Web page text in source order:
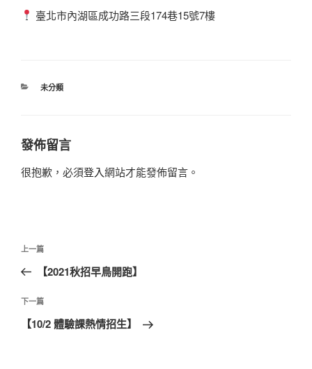
臺北市內湖區成功路三段174巷15號7樓
分
未分類
發佈留言
很抱歉，必須登入網站才能發佈留言。
文
導
覽
上
一
文
章
上一篇
【2021秋招早鳥開跑】
下
一
下一篇
【10/2 體驗課熱情招生】